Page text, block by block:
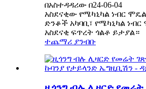
በአስተዳዳሪው በ24-06-04
አስደናቂው የሜካኒካል ነብር
ድንቆች አካባቢ፣ የሜካኒካል ነብር
አስደናቂ ፍጥረት ጎልቶ ይታያል።
ተጨማሪ ያንብቡ